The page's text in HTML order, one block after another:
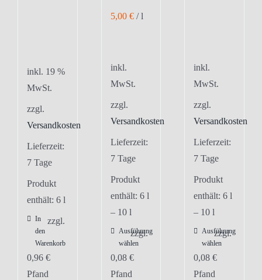
inkl. 19 %
MwSt.
zzgl.
Versandkosten
Lieferzeit:
7 Tage
Produkt
enthält: 6 l
In
den
Warenkorb
zzgl.
0,96 €
Pfand
5,00 €/l
inkl.
MwSt.
zzgl.
Versandkosten
Lieferzeit:
7 Tage
Produkt
enthält: 6 l
– 10 l
Ausführung
wählen
Dieses
Produkt
zzgl.
0,08 €
Pfand
inkl.
MwSt.
zzgl.
Versandkosten
Lieferzeit:
7 Tage
Produkt
enthält: 6l
– 10l
Ausführung
wählen
Dieses
Produkt
zzgl.
0,08€
Pfand